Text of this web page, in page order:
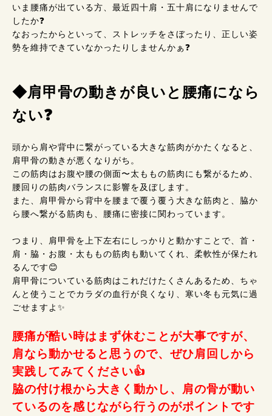
いま腰痛が出ている方、最近四十肩・五十肩になりませんで
したか❓
なおったからといって、ストレッチをさぼったり、正しい姿
勢を維持できていなかったりしませんかぁ❓
◆肩甲骨の動きが良いと腰痛になら
ない❓
頭から肩や背中に繋がっている大きな筋肉がかたくなると、
肩甲骨の動きが悪くなりがち。
この筋肉はお腹や腰の側面〜太ももの筋肉にも繋がるため、
腰回りの筋肉バランスに影響を及ぼします。
また、肩甲骨から背中を腰まで覆う覆う大きな筋肉と、脇か
ら腰へ繋がる筋肉も、腰痛に密接に関わっています。
つまり、肩甲骨を上下左右にしっかりと動かすことで、首・
肩・脇・お腹・太ももの筋肉も動いてくれ、柔軟性が保たれ
るんです😊
肩甲骨についている筋肉はこれだけたくさんあるため、ちゃ
んと使うことでカラダの血行が良くなり、寒い冬も元気に過
ごせますよ✨
腰痛が酷い時はまず休むことが大事ですが、
肩なら動かせると思うので、ぜひ肩回しから
実践してみてください👍
脇の付け根から大きく動かし、肩の骨が動い
ているのを感じながら行うのがポイントです